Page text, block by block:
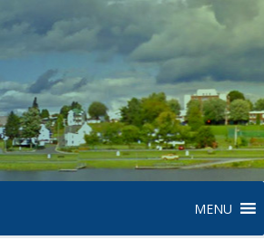
MENU